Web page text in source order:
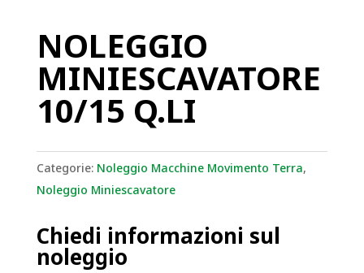
NOLEGGIO
MINIESCAVATORE
10/15 Q.LI
Categorie: Noleggio Macchine Movimento Terra,
Noleggio Miniescavatore
Chiedi informazioni sul
noleggio